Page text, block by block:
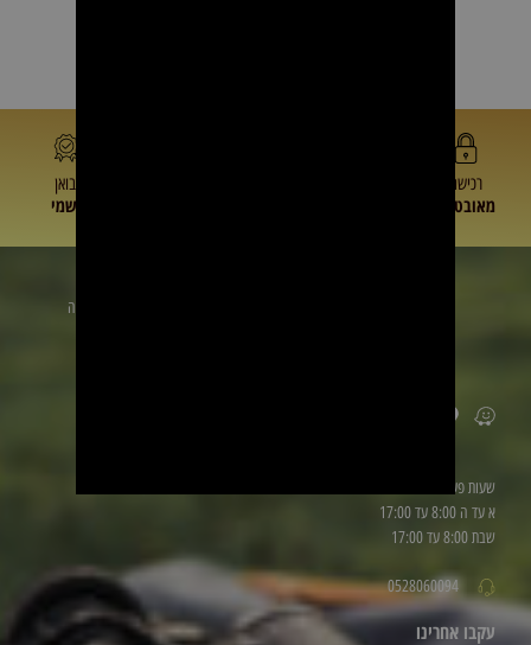
רכישה
מאובטחת
יבואן
רשמי
שלנו: טייבה
שעות פעילות
א עד ה 8:00 עד 17:00
שבת 8:00 עד 17:00
0528060094
עקבו אחרינו